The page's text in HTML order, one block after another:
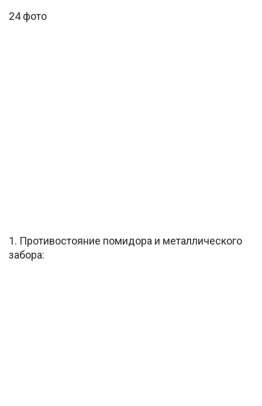
24 фото
1. Противостояние помидора и металлического
забора: